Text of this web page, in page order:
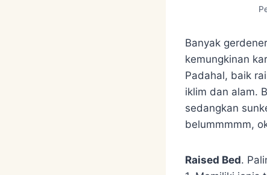
Banyak
kemungkinan
Padahal, baik
iklim dan alam.
sedangkan
belummmmm,
Raised Bed.